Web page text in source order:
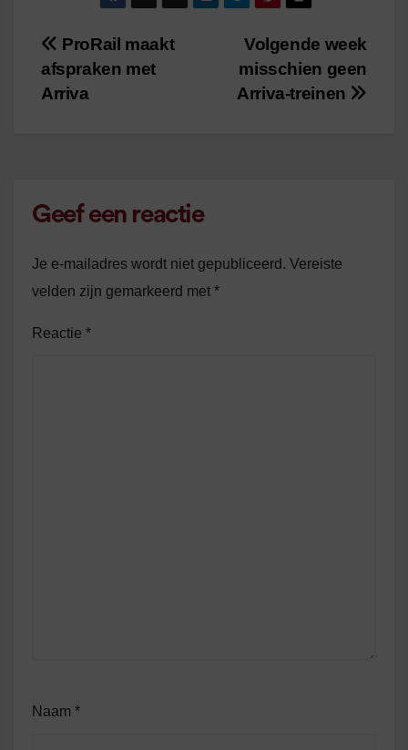
Bericht
navigatie
Volgende week
misschien geen
Arriva-treinen
ProRail maakt
afspraken met
Arriva
Geef een reactie
Je e-mailadres wordt niet gepubliceerd. Vereiste
velden zijn gemarkeerd met *
Reactie *
Naam *